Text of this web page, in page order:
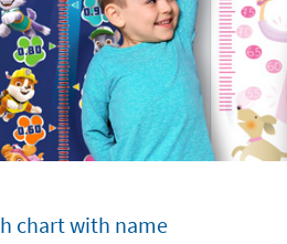
chart with name